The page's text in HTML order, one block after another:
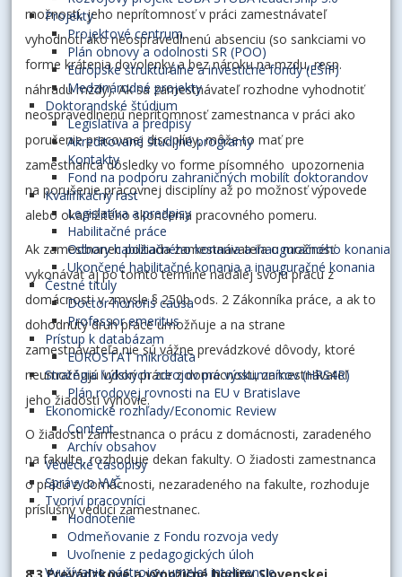
Projekty
Projektové centrum
Plán obnovy a odolnosti SR (POO)
Európske štrukturálne a investičné fondy (EŠIF)
Medzinárodné projekty
Doktorandské štúdium
Legislatíva a predpisy
Akreditované študijné programy
Kontakty
Fond na podporu zahraničných mobilít doktorandov
Kvalifikačný rast
Legislatíva a predpisy
Habilitačné práce
Odbory habilitačného konania a inauguračného konania
Ukončené habilitačné konania a inauguračné konania
Čestné tituly
Doctor honoris causa
Professor emeritus
Prístup k databázam
EUROSTAT mikrodáta
Stratégia ľudských zdrojov pre výskumníkov (HRS4R)
Plán rodovej rovnosti na EU v Bratislave
Ekonomické rozhľady/Economic Review
Content
Archív obsahov
Vedecké časopisy
Správy o VVČ
Tvoriví pracovníci
Hodnotenie
Odmeňovanie z Fondu rozvoja vedy
Uvoľnenie z pedagogických úloh
Využívanie nástrojov umelej inteligencie
možností, jeho neprítomnosť v práci zamestnávateľ
vyhodnotí ako neospravedlnenú absenciu (so sankciami vo
forme krátenia dovolenky a bez nároku na mzdu, resp.
náhradu mzdy). Ak sa zamestnávateľ rozhodne vyhodnotiť
neospravedlnenú neprítomnosť zamestnanca v práci ako
porušenie pracovnej disciplíny, môže to mať pre
zamestnanca dôsledky vo forme písomného upozornenia
na porušenie pracovnej disciplíny až po možnosť výpovede
alebo okamžitého skončenia pracovného pomeru.
Ak zamestnanec požiada zamestnávateľa o možnosť
vykonávať aj po tomto termíne naďalej svoju prácu z
domácnosti v zmysle § 250b ods. 2 Zákonníka práce, a ak to
dohodnutý druh práce umožňuje a na strane
zamestnávateľa nie sú vážne prevádzkové dôvody, ktoré
neumožňujú výkon práce z domácnosti, zamestnávateľ
jeho žiadosti vyhovie.
O žiadosti zamestnanca o prácu z domácnosti, zaradeného
na fakulte, rozhoduje dekan fakulty. O žiadosti zamestnanca
o prácu z domácnosti, nezaradeného na fakulte, rozhoduje
príslušný vedúci zamestnanec.